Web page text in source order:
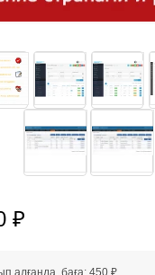
₽
алғанда, баға: 450 ₽